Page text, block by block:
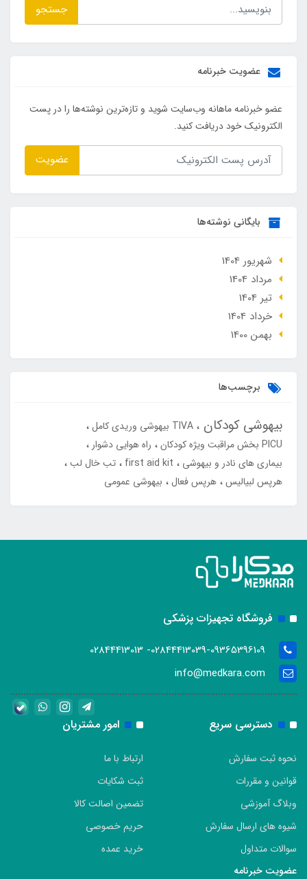
جستجو
عضویت خبرنامه
عضو خبرنامه ماهانه وب‌سایت شوید و تازه‌ترین نوشته‌ها را در پست
الکترونیک خود دریافت کنید.
عضویت
بایگانی نوشته‌ها
شهریور 1404
مرداد 1404
تير 1404
خرداد 1404
بهمن 1400
برچسب‌ها
بیهوشی کودکان
TIVA بیهوشی وریدی کامل
PICU بخش مراقبت ویژه کودکان
راه هوایی دشوار
بیماری های نادر و بیهوشی
first aid kit
تب خال لب
هرپس لبیالیس هرپس فعال بیهوشی عمومی
فروشگاه تجهیزات پزشکی
02844413039-09365396109- 02844413013
info@medkara.com
دسترسی سریع
نحوه ثبت سفارش
قوانین و مقررات
وبلاگ آموزشی
شیوه های ارسال سفارش
سوالات متداول
امور مشتریان
ارتباط با ما
ثبت شکایات
تضمین اصالت کالا
حریم خصوصی
خرید عمده
عضویت خبرنامه